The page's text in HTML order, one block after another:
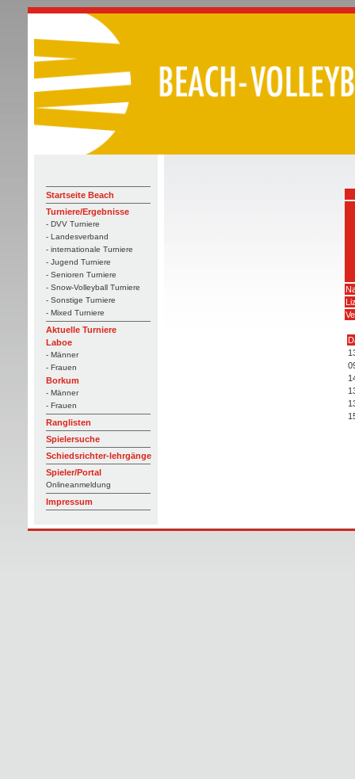
Startseite Beach
Turniere/Ergebnisse
- DVV Turniere
- Landesverband
- internationale Turniere
- Jugend Turniere
- Senioren Turniere
- Snow-Volleyball Turniere
- Sonstige Turniere
- Mixed Turniere
Aktuelle Turniere
Laboe
- Männer
- Frauen
Borkum
- Männer
- Frauen
Ranglisten
Spielersuche
Schiedsrichter-lehrgänge
Spieler/Portal
Onlineanmeldung
Impressum